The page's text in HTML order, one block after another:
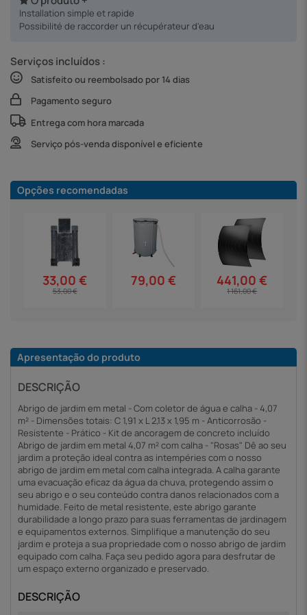
Installation simple et rapide
Possibilité de raccorder un récupérateur d'eau
Serviços incluídos :
Satisfeito ou reembolsado por 14 dias
Pagamento seguro
Entrega com hora marcada
Serviço pós-venda disponível e eficiente
Opções recomendadas
33,00 €
53,00 €
79,00 € 441,00 €
1 161,00 €
Apresentação do produto
DESCRIÇÃO
Abrigo de jardim em metal - Com coletor de água e calha - 4,07
m² - Dimensões totais: C 1,91 x L 2,13 x 1,95 m - Anticorrosão -
Resistente - Prático - Kit de ancoragem de concreto incluído
Abrigo de jardim em metal 4,07 m² com calha - "Rosas" Dê ao seu
jardim a proteção ideal contra as intempéries com o nosso
abrigo de jardim em metal com calha integrada. A calha garante
uma evacuação eficaz da água da chuva, protegendo assim o
seu abrigo e o seu conteúdo contra danos relacionados com a
humidade. Feito de metal resistente, este abrigo garante
durabilidade a longo prazo para suas ferramentas de jardinagem
e equipamentos externos. Simplifique a manutenção do seu
jardim e proteja a sua propriedade com o nosso abrigo de jardim
equipado com calha. Faça seu pedido agora para desfrutar de
um espaço externo organizado e preservado.
DESCRIÇÃO